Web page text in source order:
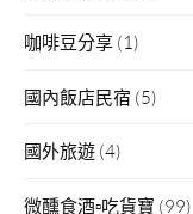
咖啡豆分享 (1)
國內飯店民宿 (5)
國外旅遊 (4)
微醺食酒▫吃貨寶 (99)